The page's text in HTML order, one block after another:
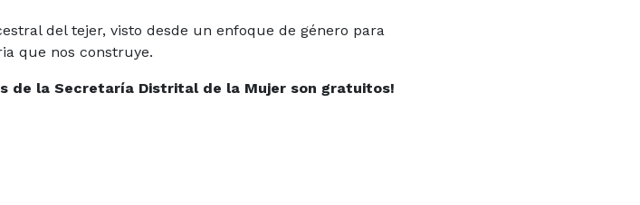
del tejer, visto desde un enfoque de género para
que nos construye.
de la Secretaría Distrital de la Mujer son gratuitos!